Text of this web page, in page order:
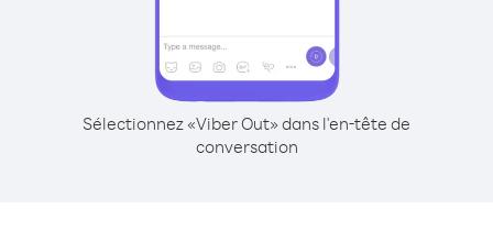
Sélectionnez «Viber Out» dans l'en-tête de
conversation